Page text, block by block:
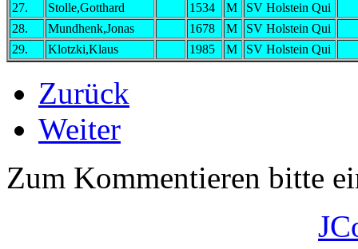
27.
Stolle,Gotthard 1534 M
SV Holstein Qui
28.
Mundhenk,Jonas 1678 M
SV Holstein Qui
29.
Klotzki,Klaus 1985 M SV Holstein Qui
Zurück
Weiter
Zum Kommentieren bitte